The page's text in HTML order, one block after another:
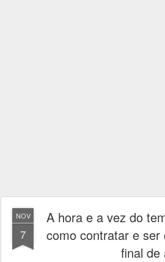
NOV
7
A hora e a vez do
como contratar e
final de